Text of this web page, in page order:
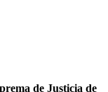
de Justicia de